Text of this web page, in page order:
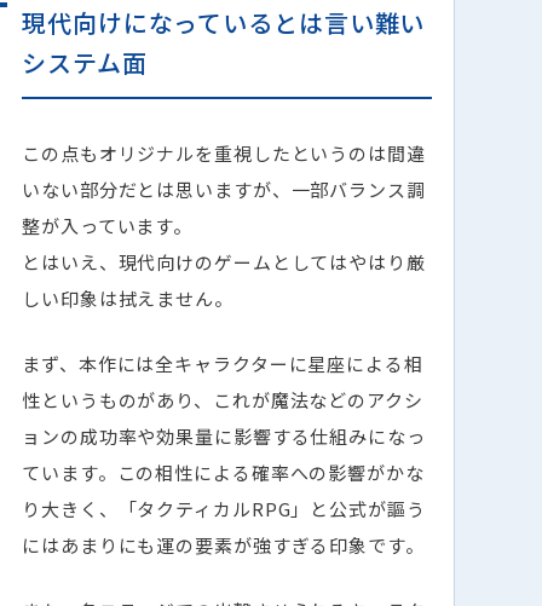
現代向けになっているとは言い難い
システム面
この点もオリジナルを重視したというのは間違
いない部分だとは思いますが、一部バランス調
整が入っています。
とはいえ、現代向けのゲームとしてはやはり厳
しい印象は拭えません。
まず、本作には全キャラクターに星座による相
性というものがあり、これが魔法などのアクシ
ョンの成功率や効果量に影響する仕組みになっ
ています。この相性による確率への影響がかな
り大きく、「タクティカルRPG」と公式が謳う
にはあまりにも運の要素が強すぎる印象です。